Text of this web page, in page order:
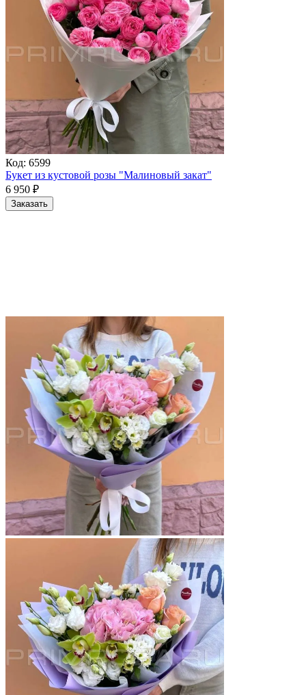
Код: 6599
Букет из кустовой розы "Малиновый закат"
6 950 ₽
Заказать